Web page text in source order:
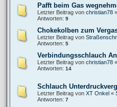
Pafft beim Gas
Letzter Beitrag von christian78 «
Antworten: 9
Chokekolben zum
Letzter Beitrag von
Antworten: 5
Verbindungsschlauch
Letzter Beitrag von christian78 «
Antworten: 14
Schlauch
Letzter Beitrag von XT Onkel «
Antworten: 7